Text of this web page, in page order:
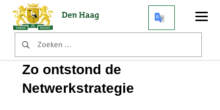
naar:
Open
Zo ontstond de
Netwerkstrategie
Zo ontstond de Netwerkstrategie